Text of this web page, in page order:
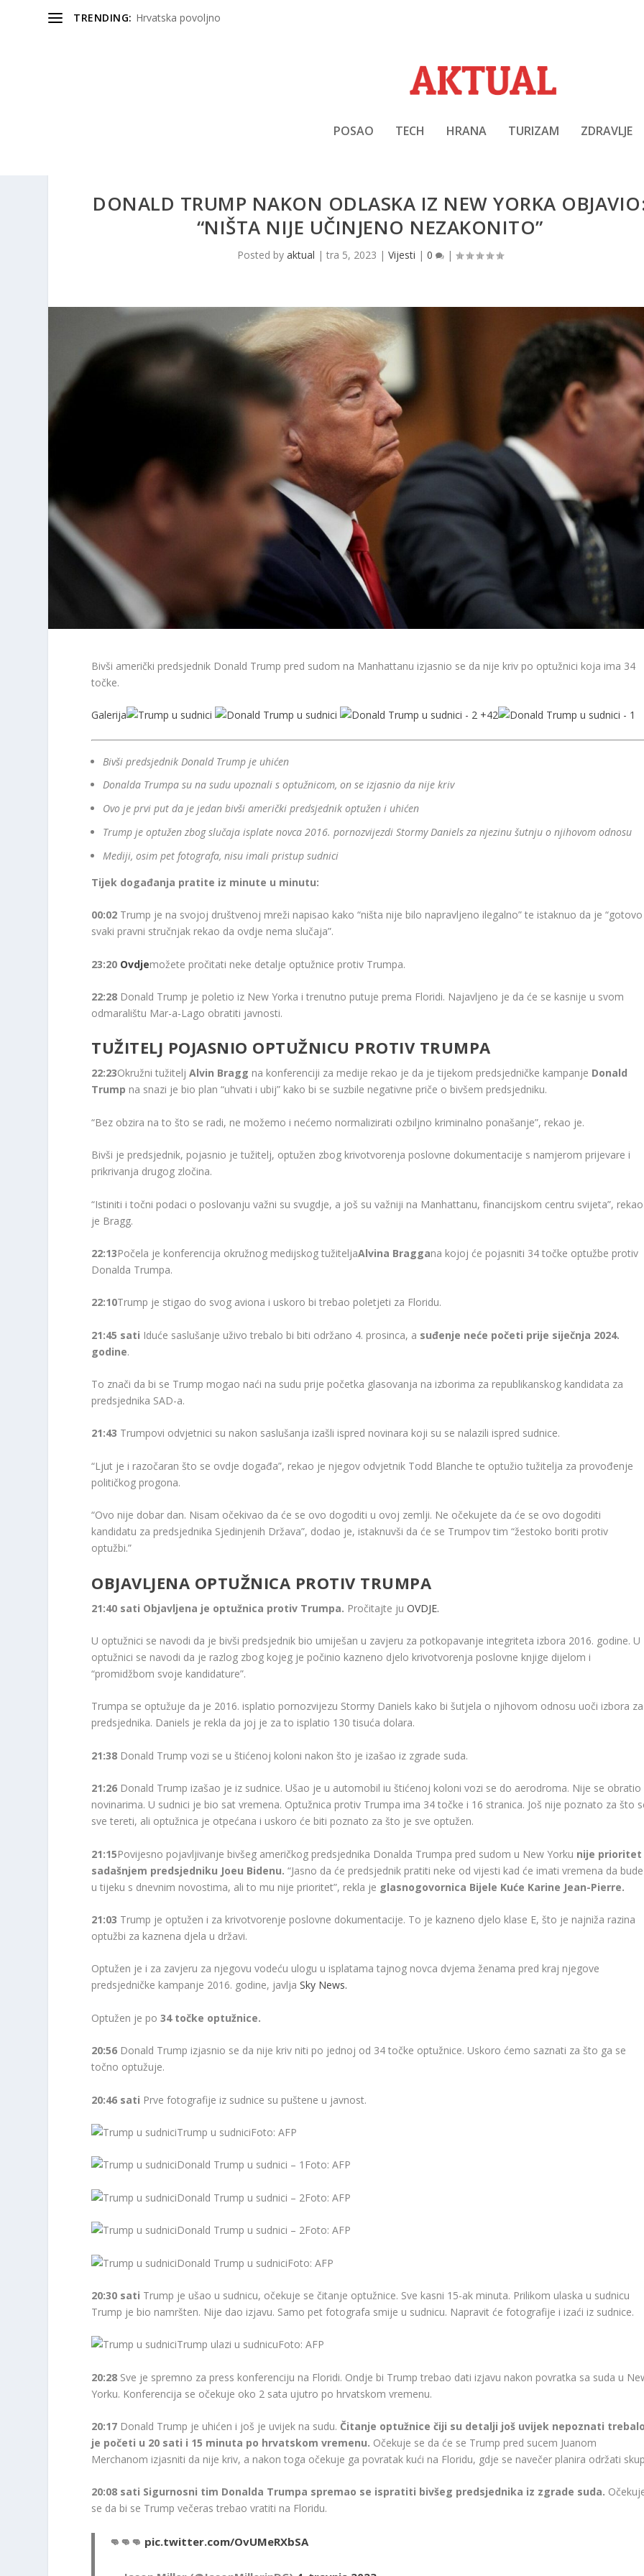
TRENDING: Hrvatska povoljno
POSAO TECH HRANA TURIZAM ZDRAVLJE
DONALD TRUMP NAKON ODLASKA IZ NEW YORKA
“NIŠTA NIJE UČINJENO NEZAKONITO”
Posted by aktual | tra 5, 2023 | Vijesti | 0 |
Bivši američki predsjednik Donald Trump pred sudom na Manhattanu izjasnio se da nije kriv po optužnici koja ima 34
točke.
Galerija +42
Bivši predsjednik Donald Trump je uhićen
Donalda Trumpa su na sudu upoznali s optužnicom, on se izjasnio da nije kriv
Ovo je prvi put da je jedan bivši američki predsjednik optužen i uhićen
Trump je optužen zbog slučaja isplate novca 2016. pornozvijezdi Stormy Daniels za njezinu šutnju o njihovom odnosu
Mediji, osim pet fotografa, nisu imali pristup sudnici
Tijek događanja pratite iz minute u minutu:
00:02 Trump je na svojoj društvenoj mreži napisao kako “ništa nije bilo napravljeno ilegalno” te istaknuo da je “gotovo
svaki pravni stručnjak rekao da ovdje nema slučaja”.
23:20 Ovdjemožete pročitati neke detalje optužnice protiv Trumpa.
22:28 Donald Trump je poletio iz New Yorka i trenutno putuje prema Floridi. Najavljeno je da će se kasnije u svom
odmaralištu Mar-a-Lago obratiti javnosti.
TUŽITELJ POJASNIO OPTUŽNICU PROTIV TRUMPA
22:23Okružni tužiteljAlvin Bragg na konferenciji za medije rekao je da je tijekom predsjedničke kampanje Donald
Trump na snazi ​​je bio plan “uhvati i ubij” kako bi se suzbile negativne priče o bivšem predsjedniku.
“Bez obzira na to što se radi, ne možemo i nećemo normalizirati ozbiljno kriminalno ponašanje”, rekao je.
Bivši je predsjednik, pojasnio je tužitelj, optužen zbog krivotvorenja poslovne dokumentacije s namjerom prijevare i
prikrivanja drugog zločina.
“Istiniti i točni podaci o poslovanju važni su svugdje, a još su važniji na Manhattanu, financijskom centru svijeta”, rekao
je Bragg.
22:13Počela je konferencija okružnog medijskog tužiteljaAlvina Braggana kojoj će pojasniti 34 točke optužbe protiv
Donalda Trumpa.
22:10Trump je stigao do svog aviona i uskoro bi trebao poletjeti za Floridu.
21:45 sati Iduće saslušanje uživo trebalo bi biti održano 4. prosinca, a suđenje neće početi prije siječnja 2024.
godine.
To znači da bi se Trump mogao naći na sudu prije početka glasovanja na izborima za republikanskog kandidata za
predsjednika SAD-a.
21:43 Trumpovi odvjetnici su nakon saslušanja izašli ispred novinara koji su se nalazili ispred sudnice.
“Ljut je i razočaran što se ovdje događa”, rekao je njegov odvjetnik Todd Blanche te optužio tužitelja za provođenje
političkog progona.
“Ovo nije dobar dan. Nisam očekivao da će se ovo dogoditi u ovoj zemlji. Ne očekujete da će se ovo dogoditi
kandidatu za predsjednika Sjedinjenih Država”, dodao je, istaknuvši da će se Trumpov tim “žestoko boriti protiv
optužbi.”
OBJAVLJENA OPTUŽNICA PROTIV TRUMPA
21:40 sati Objavljena je optužnica protiv Trumpa. Pročitajte juOVDJE.
U optužnici se navodi da je bivši predsjednik bio umiješan u zavjeru za potkopavanje integriteta izbora 2016. godine. U
optužnici se navodi da je razlog zbog kojeg je počinio kazneno djelo krivotvorenja poslovne knjige dijelom i
“promidžbom svoje kandidature”.
Trumpa se optužuje da je 2016. isplatio pornozvijezu Stormy Daniels kako bi šutjela o njihovom odnosu uoči izbora za
predsjednika. Daniels je rekla da joj je za to isplatio 130 tisuća dolara.
21:38 Donald Trump vozi se u štićenoj koloni nakon što je izašao iz zgrade suda.
21:26 Donald Trump izašao je iz sudnice. Ušao je u automobil iu štićenoj koloni vozi se do aerodroma. Nije se obratio
novinarima. U sudnici je bio sat vremena. Optužnica protiv Trumpa ima 34 točke i 16 stranica. Još nije poznato za što
sve tereti, ali optužnica je otpećana i uskoro će biti poznato za što je sve optužen.
21:15Povijesno pojavljivanje bivšeg američkog predsjednika Donalda Trumpa pred sudom u New Yorku nije prioritet
sadašnjem predsjedniku Joeu Bidenu. “Jasno da će predsjednik pratiti neke od vijesti kad će imati vremena da bude
u tijeku s dnevnim novostima, ali to mu nije prioritet”, rekla je glasnogovornica Bijele Kuće Karine Jean-Pierre.
21:03 Trump je optužen i za krivotvorenje poslovne dokumentacije. To je kazneno djelo klase E, što je najniža razina
optužbi za kaznena djela u državi.
Optužen je i za zavjeru za njegovu vodeću ulogu u isplatama tajnog novca dvjema ženama pred kraj njegove
predsjedničke kampanje 2016. godine, javljaSky News.
Optužen je po34 točke optužnice.
20:56 Donald Trump izjasnio se da nije kriv niti po jednoj od 34 točke optužnice. Uskoro ćemo saznati za što ga se
točno optužuje.
20:46 sati Prve fotografije iz sudnice su puštene u javnost.
Trump u sudniciFoto: AFP
Donald Trump u sudnici – 1 Foto: AFP
Donald Trump u sudnici – 2Foto: AFP
Donald Trump u sudnici – 2Foto: AFP
Donald Trump u sudniciFoto: AFP
20:30 sati Trump je ušao u sudnicu, očekuje se čitanje optužnice. Sve kasni 15-ak minuta. Prilikom ulaska u sudnicu
Trump je bio namršten. Nije dao izjavu. Samo pet fotografa smije u sudnicu. Napravit će fotografije i izaći iz sudnice.
Trump ulazi u sudnicuFoto: AFP
20:28 Sve je spremno za press konferenciju na Floridi. Ondje bi Trump trebao dati izjavu nakon povratka sa suda u
Yorku. Konferencija se očekuje oko 2 sata ujutro po hrvatskom vremenu.
20:17 Donald Trump je uhićen i još je uvijek na sudu. Čitanje optužnice čiji su detalji još uvijek nepoznati
je početi u 20 sati i 15 minuta po hrvatskom vremenu. Očekuje se da će se Trump pred sucem Juanom
Merchanom izjasniti da nije kriv, a nakon toga očekuje ga povratak kući na Floridu, gdje se navečer planira održati
20:08 sati Sigurnosni tim Donalda Trumpa spremao se ispratiti bivšeg predsjednika iz zgrade suda.
se da bi se Trump večeras trebao vratiti na Floridu.
👊👊👊 pic.twitter.com/OvUMeRXbSA